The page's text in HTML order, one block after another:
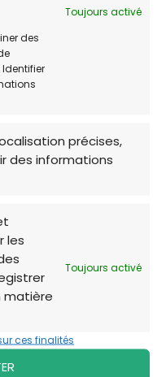
Toujours activé
des
Identifier
précises,
des informations
les
matière
Toujours activé
ces finalités